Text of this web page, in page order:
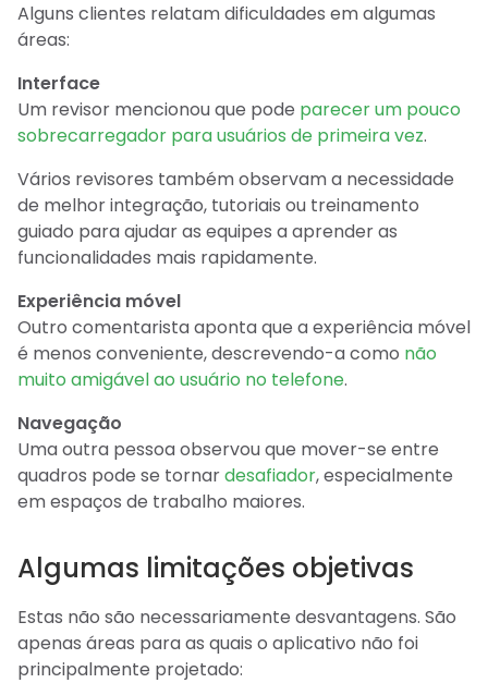
Alguns clientes relatam dificuldades em algumas
áreas:
Interface
Um revisor mencionou que pode parecer um pouco
sobrecarregador para usuários de primeira vez.
Vários revisores também observam a necessidade
de melhor integração, tutoriais ou treinamento
guiado para ajudar as equipes a aprender as
funcionalidades mais rapidamente.
Experiência móvel
Outro comentarista aponta que a experiência móvel
é menos conveniente, descrevendo-a como não
muito amigável ao usuário no telefone.
Navegação
Uma outra pessoa observou que mover-se entre
quadros pode se tornardesafiador, especialmente
em espaços de trabalho maiores.
Algumas limitações objetivas
Estas não são necessariamente desvantagens. São
apenas áreas para as quais o aplicativo não foi
principalmente projetado: